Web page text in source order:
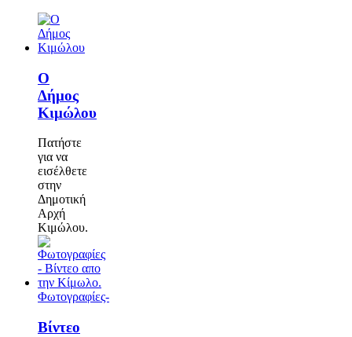
Ο
Δήμος
Κιμώλου
Πατήστε
για να
εισέλθετε
στην
Δημοτική
Αρχή
Κιμώλου.
Φωτογραφίες-
Βίντεο